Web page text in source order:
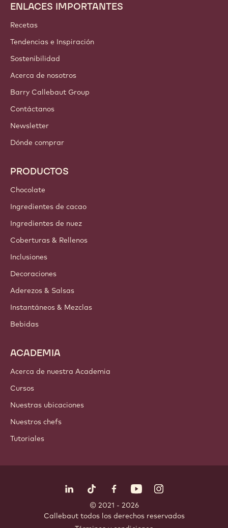
Footer
Callebaut
ENLACES IMPORTANTES
Recetas
Tendencias e Inspiración
Sostenibilidad
Acerca de nosotros
Barry Callebaut Group
Contáctanos
Newsletter
Dónde comprar
PRODUCTOS
Chocolate
Ingredientes de cacao
Ingredientes de nuez
Coberturas & Rellenos
Inclusiones
Decoraciones
Aderezos & Salsas
Instantáneos & Mezclas
Bebidas
ACADEMIA
Acerca de nuestra Academia
Cursos
Nuestras ubicaciones
Nuestros chefs
Tutoriales
LinkedIn Opens in a new window.
TikTok Opens in a new window.
Facebook Opens in a new
YouTubeInstagram
© 2021 - 2026
Callebaut. todos los derechos reservados